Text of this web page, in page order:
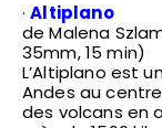
·Altiplano
de Malena
35mm, 15 min)
L’Altiplano est
Andes au
des volcans en